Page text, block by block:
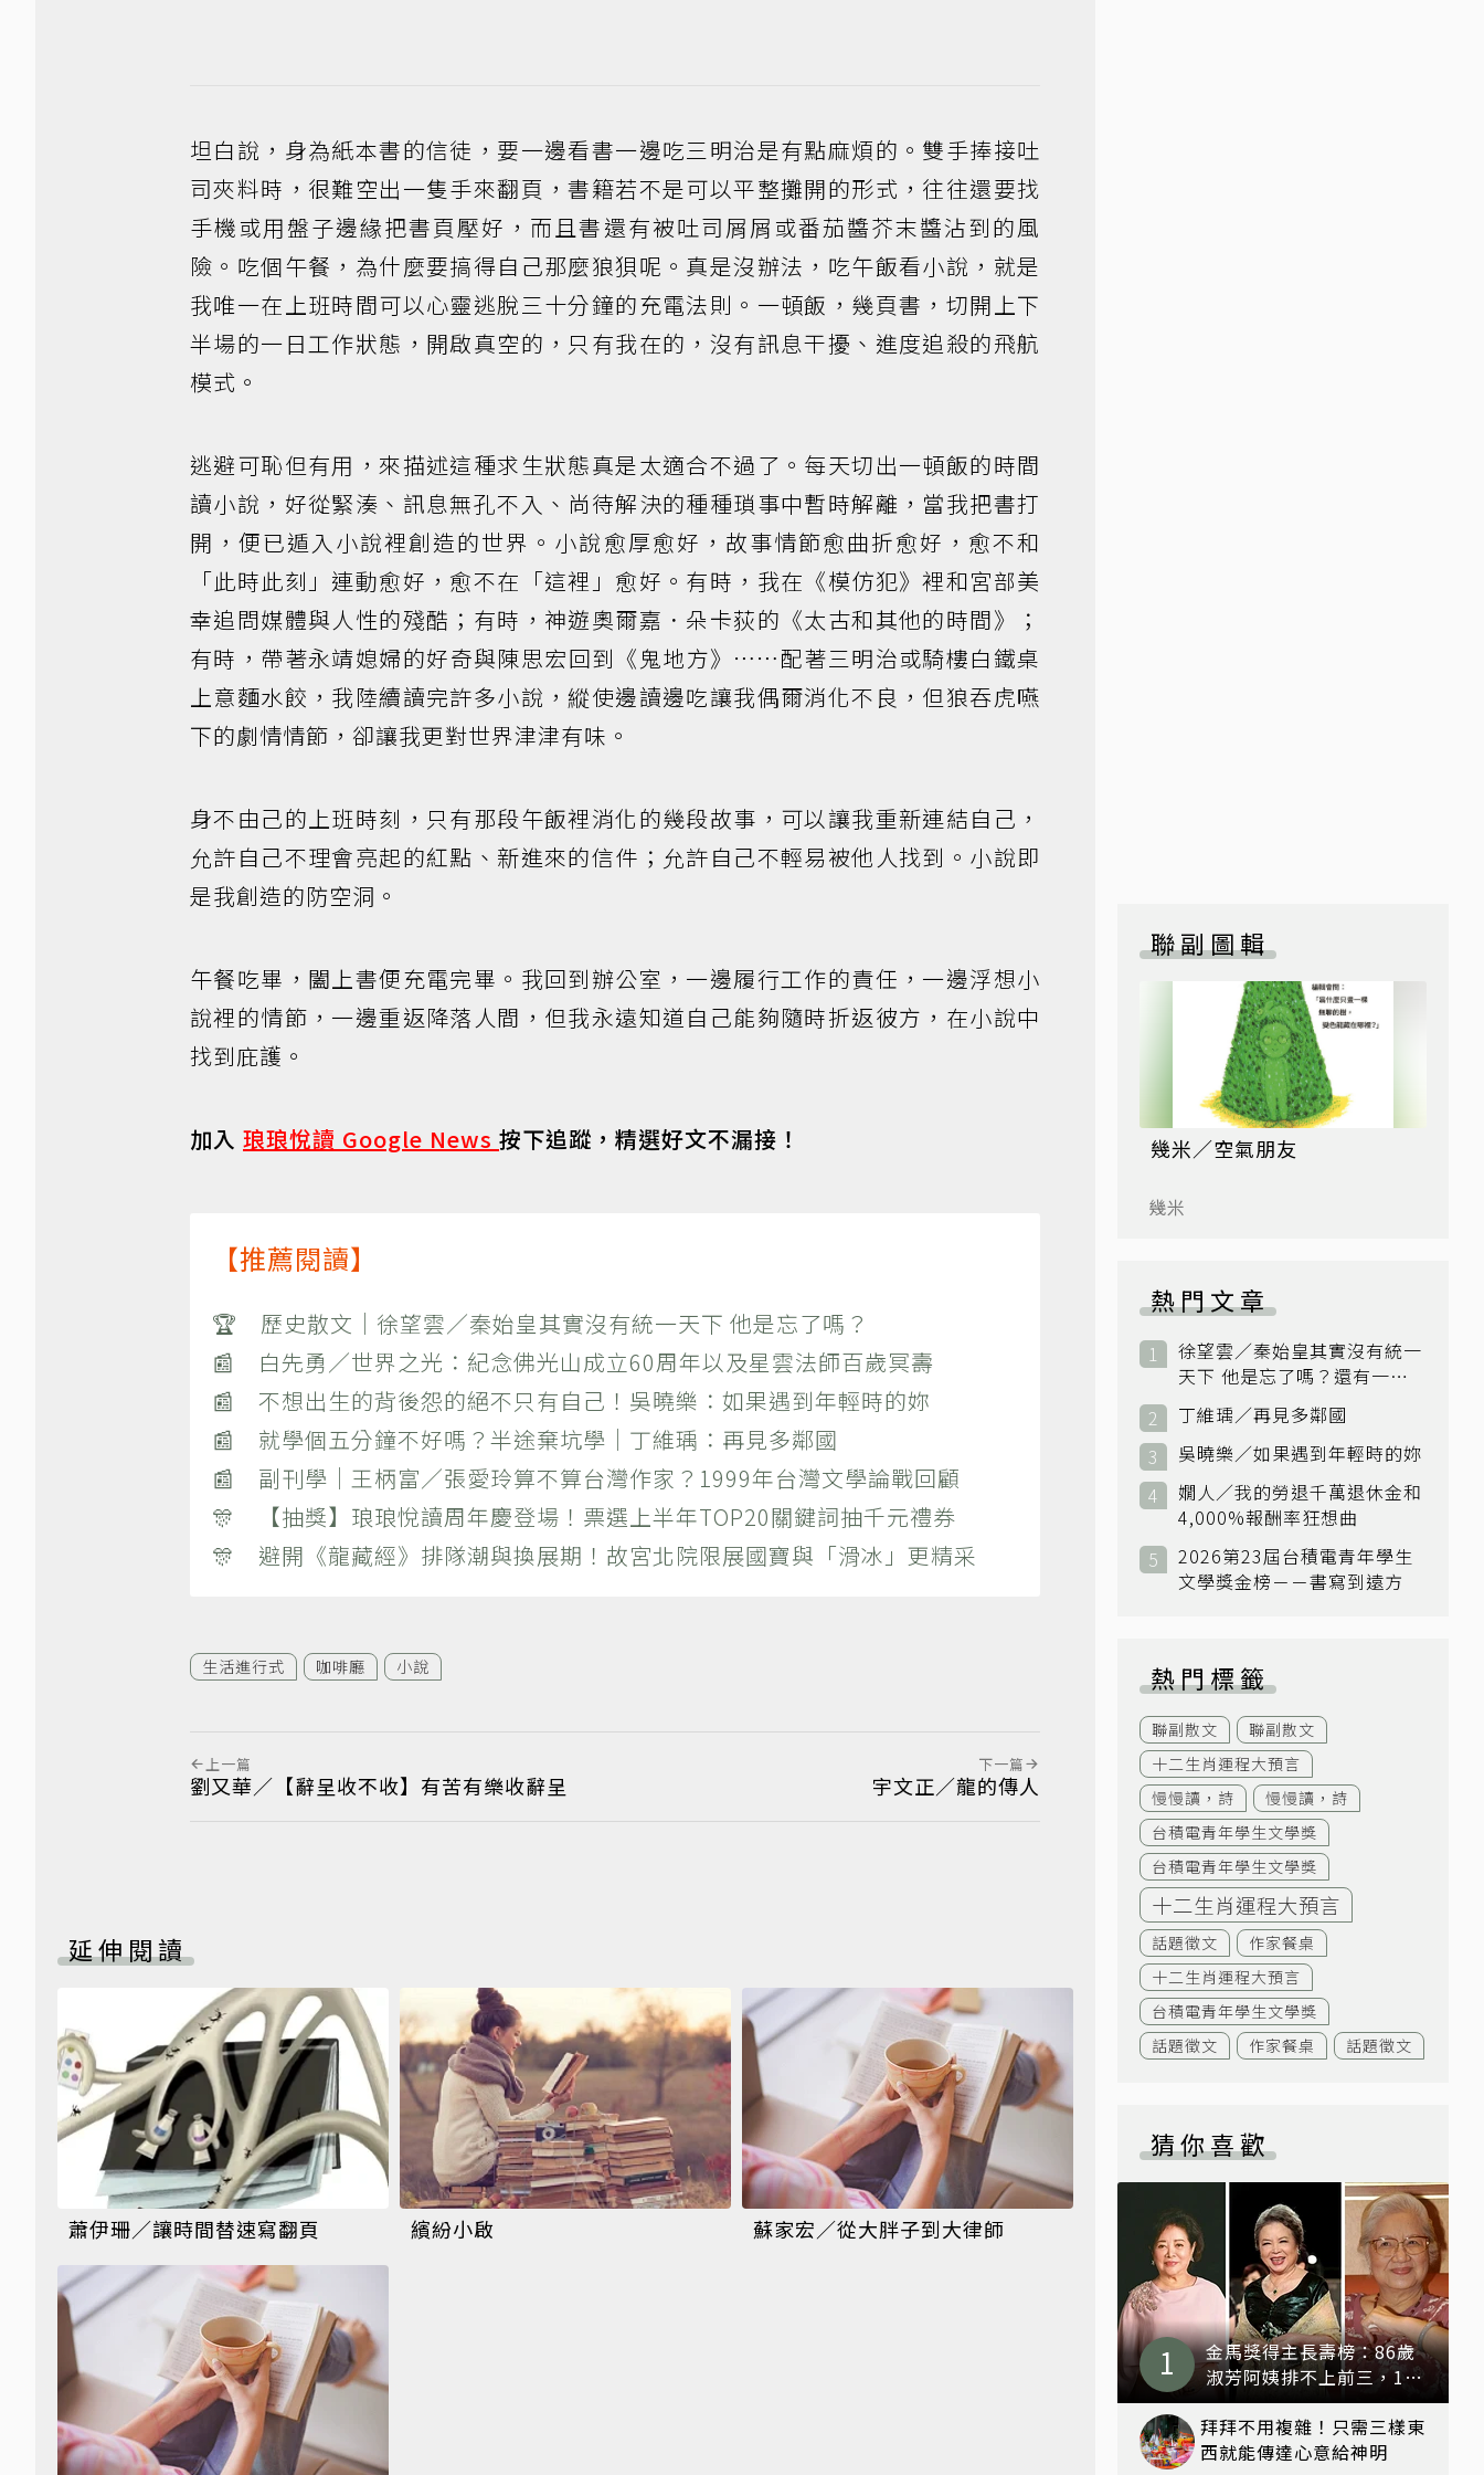
坦白說，身為紙本書的信徒，要一邊看書一邊吃三明治是有點麻煩的。雙手捧接吐
司夾料時，很難空出一隻手來翻頁，書籍若不是可以平整攤開的形式，往往還要找
手機或用盤子邊緣把書頁壓好，而且書還有被吐司屑屑或番茄醬芥末醬沾到的風
險。吃個午餐，為什麼要搞得自己那麼狼狽呢。真是沒辦法，吃午飯看小說，就是
我唯一在上班時間可以心靈逃脫三十分鐘的充電法則。一頓飯，幾頁書，切開上下
半場的一日工作狀態，開啟真空的，只有我在的，沒有訊息干擾、進度追殺的飛航
模式。
逃避可恥但有用，來描述這種求生狀態真是太適合不過了。每天切出一頓飯的時間
讀小說，好從緊湊、訊息無孔不入、尚待解決的種種瑣事中暫時解離，當我把書打
開，便已遁入小說裡創造的世界。小說愈厚愈好，故事情節愈曲折愈好，愈不和
「此時此刻」連動愈好，愈不在「這裡」愈好。有時，我在《模仿犯》裡和宮部美
幸追問媒體與人性的殘酷；有時，神遊奧爾嘉．朵卡荻的《太古和其他的時間》；
有時，帶著永靖媳婦的好奇與陳思宏回到《鬼地方》⋯⋯配著三明治或騎樓白鐵桌
上意麵水餃，我陸續讀完許多小說，縱使邊讀邊吃讓我偶爾消化不良，但狼吞虎嚥
下的劇情情節，卻讓我更對世界津津有味。
身不由己的上班時刻，只有那段午飯裡消化的幾段故事，可以讓我重新連結自己，
允許自己不理會亮起的紅點、新進來的信件；允許自己不輕易被他人找到。小說即
是我創造的防空洞。
午餐吃畢，闔上書便充電完畢。我回到辦公室，一邊履行工作的責任，一邊浮想小
說裡的情節，一邊重返降落人間，但我永遠知道自己能夠隨時折返彼方，在小說中
找到庇護。
加入 琅琅悅讀 Google News 按下追蹤，精選好文不漏接！
【推薦閱讀】
🏆 歷史散文｜徐望雲／秦始皇其實沒有統一天下 他是忘了嗎？
📰 白先勇／世界之光：紀念佛光山成立60周年以及星雲法師百歲冥壽
📰 不想出生的背後怨的絕不只有自己！吳曉樂：如果遇到年輕時的妳
📰 就學個五分鐘不好嗎？半途棄坑學｜丁維瑀：再見多鄰國
📰 副刊學｜王柄富／張愛玲算不算台灣作家？1999年台灣文學論戰回顧
🎊 【抽獎】琅琅悅讀周年慶登場！票選上半年TOP20關鍵詞抽千元禮券
🎊 避開《龍藏經》排隊潮與換展期！故宮北院限展國寶與「滑冰」更精采
生活進行式 咖啡廳 小說
上一篇
劉又華／【辭呈收不收】有苦有樂收辭呈
下一篇
宇文正／龍的傳人
延伸閱讀
蕭伊珊／讓時間替速寫翻頁 繽紛小啟 蘇家宏／從大胖子到大律師
聯副圖輯
幾米／空氣朋友
幾米
熱門文章
徐望雲／秦始皇其實沒有統一
天下 他是忘了嗎？還有一個
小國：衛國
丁維瑀／再見多鄰國
吳曉樂／如果遇到年輕時的妳
嫺人／我的勞退千萬退休金和
4,000%報酬率狂想曲
2026第23屆台積電青年學生
文學獎金榜－－書寫到遠方
熱門標籤
聯副散文
聯副散文
十二生肖運程大預言
慢慢讀，詩
慢慢讀，詩
台積電青年學生文學獎
台積電青年學生文學獎
十二生肖運程大預言
話題徵文
作家餐桌
十二生肖運程大預言
台積電青年學生文學獎
話題徵文
作家餐桌 話題徵文
猜你喜歡
金馬獎得主長壽榜：86歲
淑芳阿姨排不上前三，103
歲反派雪姨奪冠
拜拜不用複雜！只需三樣東
西就能傳達心意給神明